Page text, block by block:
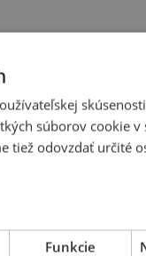
výkon na
na snehu a za
súborov cookie v
tiež odovzdať určité
Funkcie